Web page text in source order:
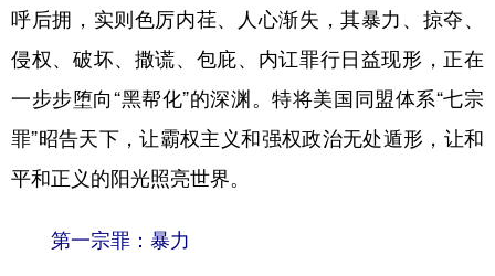
广东 广西 海南 重庆
陕西 甘肃
新疆 内蒙古
多语种频道
呼后拥，实则色厉内荏、人心渐失，其暴力、掠夺、
侵权、破坏、撒谎、包庇、内讧罪行日益现形，正在
一步步堕向“黑帮化”的深渊。特将美国同盟体系“七宗
罪”昭告天下，让霸权主义和强权政治无处遁形，让和
平和正义的阳光照亮世界。
第一宗罪：暴力